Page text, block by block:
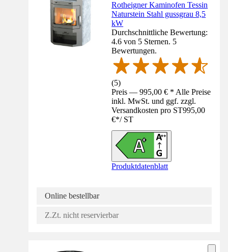
Rotheigner Kaminofen Tessin
Naturstein Stahl gussgrau 8,5
kW
Durchschnittliche Bewertung:
4.6 von 5 Sternen. 5
Bewertungen.
(5)
Preis — 995,00 € * Alle Preise
inkl. MwSt. und ggf. zzgl.
Versandkosten pro ST995,00
€*/ ST
Produktdatenblatt
Online bestellbar
Z.Zt. nicht reservierbar